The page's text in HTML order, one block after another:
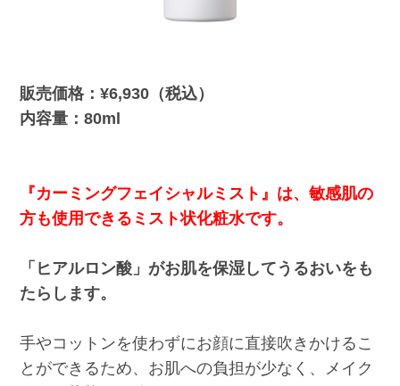
販売価格：¥6,930（税込）
内容量：80ml
『カーミングフェイシャルミスト』は、敏感肌の
方も使用できるミスト状化粧水です。
「ヒアルロン酸」がお肌を保湿してうるおいをも
たらします。
手やコットンを使わずにお顔に直接吹きかけるこ
とができるため、お肌への負担が少なく、メイク